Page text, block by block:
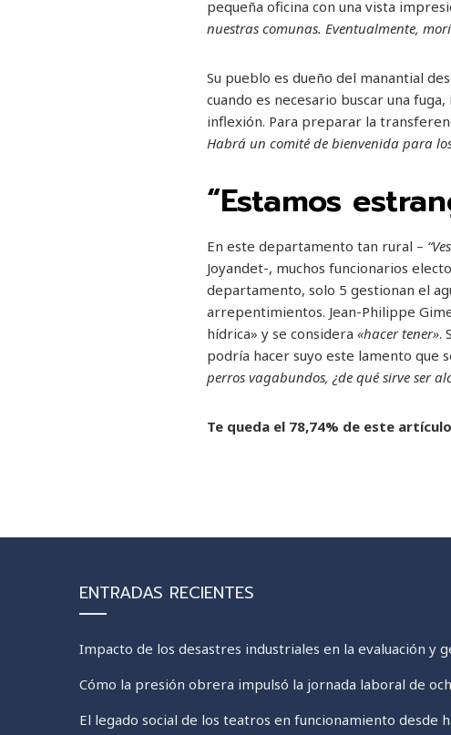
pequeña oficina con una vista
nuestras comunas. Eventualmente,
Su pueblo es dueño del manantial
cuando es necesario buscar una
inflexión. Para preparar la
Habrá un comité de bienvenida para
“Estamos
En este departamento tan rural –
Joyandet-, muchos funcionarios
departamento, solo 5 gestionan el
arrepentimientos. Jean-Philippe
hídrica» ​​y se considera«hacer tener».
podría hacer suyo este lamento que
perros vagabundos, ¿de qué sirve ser
Te queda el 78,74% de este
ENTRADAS RECIENTES
Impacto de los desastres industriales en la evaluación y
Cómo la presión obrera impulsó la jornada laboral de
El legado social de los teatros en funcionamiento desde